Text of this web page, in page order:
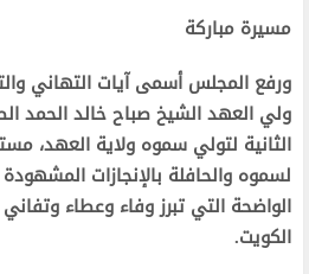
مسيرة مباركة
ورفع المجلس أسمى آيات التهاني
ولي العهد الشيخ صباح خالد الحمد
الثانية لتولي سموه ولاية العهد،
لسموه والحافلة بالإنجازات
الواضحة التي تبرز وفاء وعطاء
الكويت.